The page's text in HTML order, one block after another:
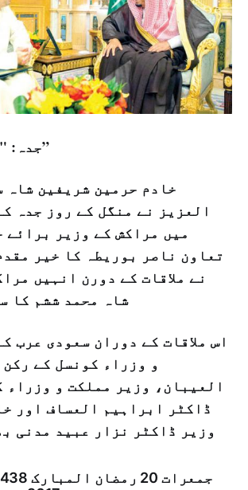
جدہ: "الشرق الاوسط”
خادم حرمین شریفین شاہ
العزیز نے منگل کے روز جدہ
میں مراکش کے وزیر برائے
تعاون ناصر بوریطہ کا خیر
نے ملاقات کے دورن انہیں
شاہ محمد ششم کا
اس ملاقات کے دوران سعودی عرب
و وزراء کونسل کے
العیبان، وزیر مملکت و وزراء
ڈاکٹر ابراہیم العساف اور
وزیر ڈاکٹر نزار عبید مدنی